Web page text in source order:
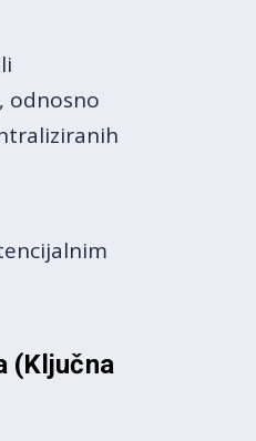
odnosno
(Ključna